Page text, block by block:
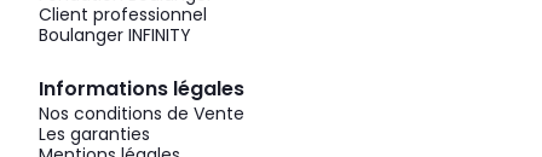
Client professionnel
Boulanger INFINITY
Informations légales
Nos conditions de Vente
Les garanties